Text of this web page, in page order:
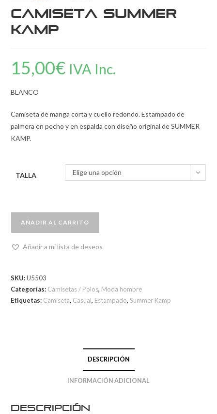
Camiseta SUMMER
KAMP
15,00€ IVA Inc.
BLANCO
Camiseta de manga corta y cuello redondo. Estampado de
palmera en pecho y en espalda con diseño original de SUMMER
KAMP.
TALLA Elige una opción
AÑADIR AL CARRITO
Añadir a mi lista de deseos
SKU:U5503
Categorías: Camisetas / Polos, Moda hombre
Etiquetas: Camiseta, Casual, Estampado,Summer Kamp
DESCRIPCIÓN
INFORMACIÓN ADICIONAL
Descripción